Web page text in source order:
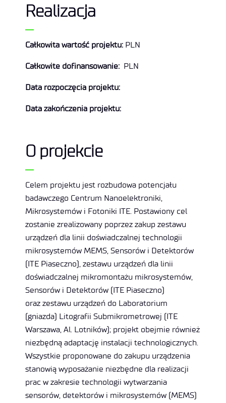
Realizacja
Całkowita wartość projektu: PLN
Całkowite dofinansowanie: PLN
Data rozpoczęcia projektu:
Data zakończenia projektu:
O projekcie
Celem projektu jest rozbudowa potencjału
badawczego Centrum Nanoelektroniki,
Mikrosystemów i Fotoniki ITE. Postawiony cel
zostanie zrealizowany poprzez zakup zestawu
urządzeń dla linii doświadczalnej technologii
mikrosystemów MEMS, Sensorów i Detektorów
(ITE Piaseczno), zestawu urządzeń dla linii
doświadczalnej mikromontażu mikrosystemów,
Sensorów i Detektorów (ITE Piaseczno)
oraz zestawu urządzeń do Laboratorium
(gniazda) Litografii Submikrometrowej (ITE
Warszawa, Al. Lotników); projekt obejmie również
niezbędną adaptację instalacji technologicznych.
Wszystkie proponowane do zakupu urządzenia
stanowią wyposażanie niezbędne dla realizacji
prac w zakresie technologii wytwarzania
sensorów, detektorów i mikrosystemów (MEMS)